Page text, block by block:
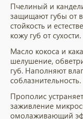
Пчелиный и
защищают губы от
стойкость и
кожу губ от сухости.
Масло кокоса и
шелушение,
губ. Наполняют
соблазнительность.
Прополис
заживление
омолаживающий